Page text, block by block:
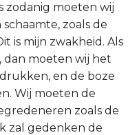
zodanig moeten wij
zoals de
is mijn zwakheid. Als
dan moeten wij het
en de boze
Wij moeten de
zoals de
zal gedenken de